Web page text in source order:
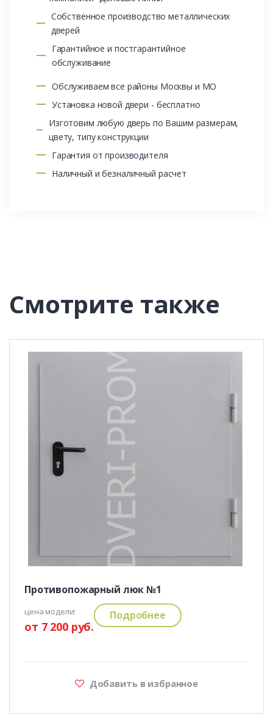
Собственное производство металлических
дверей
Гарантийное и постгарантийное
обслуживание
Обслуживаем все районы Москвы и МО
Установка новой двери - бесплатно
Изготовим любую дверь по Вашим размерам,
цвету, типу конструкции
Гарантия от производителя
Наличный и безналичный расчет
Смотрите также
Противопожарный люк №1
цена модели:
от 7 200 руб.
Подробнее
Добавить в избранное